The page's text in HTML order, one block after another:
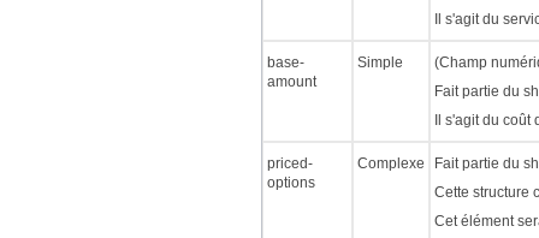
Il s'agit du
base-
amount
Simple
(Champ
Fait partie du
Il s'agit du
priced-
options
Complexe
Fait partie du
Cette structure
Cet élément